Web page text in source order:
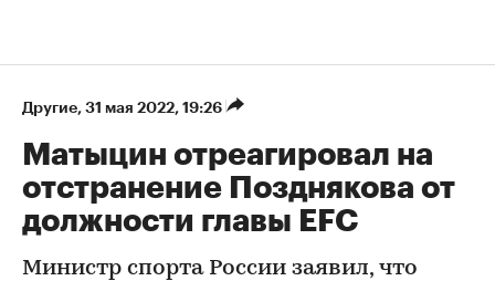
Другие⁠, 31 мая 2022, 19:26
Матыцин отреагировал на
отстранение Позднякова от
должности главы EFC
Министр спорта России заявил, что